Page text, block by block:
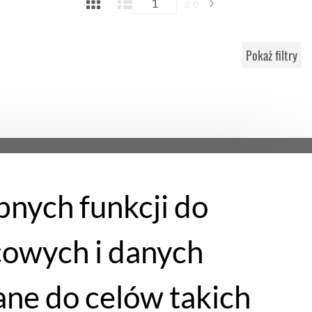
Pokaż filtry
funkcji do
i danych
do celów takich